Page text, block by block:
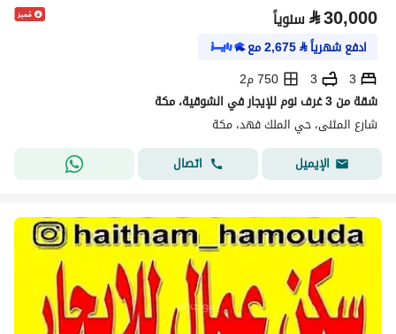
⃁30,000 سنوياً
ادفع شهرياً⃁
2,675مع
3
3
750 م2
شقة من 3 غرف نوم للإيجار في الشوقية، مكة
شارع المثنى، حي الملك فهد، مكة
الإيميل
اتصال